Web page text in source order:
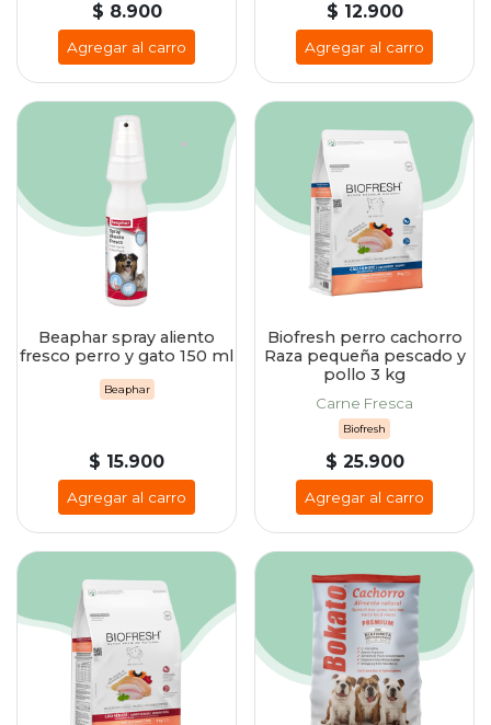
$ 8.900
Agregar al carro
$ 12.900
Agregar al carro
Beaphar spray aliento
fresco perro y gato 150 ml
Beaphar
$ 15.900
Agregar al carro
Biofresh perro cachorro
Raza pequeña pescado y
pollo 3 kg
Carne Fresca
Biofresh
$ 25.900
Agregar al carro